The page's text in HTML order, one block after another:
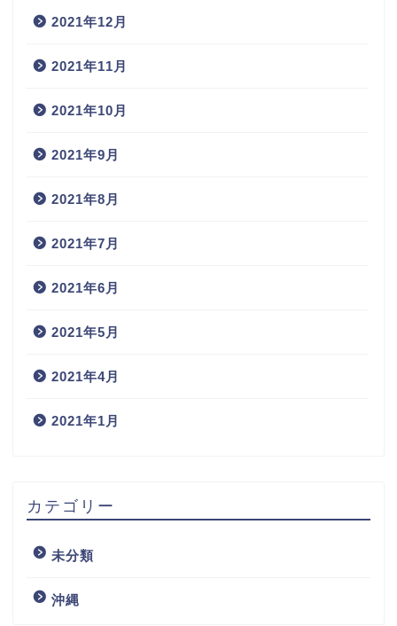
2021年12月
2021年11月
2021年10月
2021年9月
2021年8月
2021年7月
2021年6月
2021年5月
2021年4月
2021年1月
カテゴリー
未分類
沖縄